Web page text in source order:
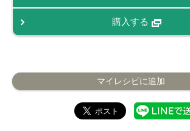
購入する
マイレシピに追加